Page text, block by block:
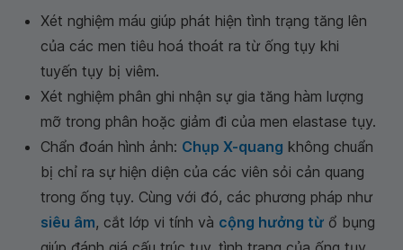
Xét nghiệm máu giúp phát hiện tình trạng tăng lên
của các men tiêu hoá thoát ra từ ống tụy khi
tuyến tụy bị viêm.
Xét nghiệm phân ghi nhận sự gia tăng hàm lượng
mỡ trong phân hoặc giảm đi của men elastase tụy.
Chẩn đoán hình ảnh: Chụp X-quang không chuẩn
bị chỉ ra sự hiện diện của các viên sỏi cản quang
trong ống tụy. Cùng với đó, các phương pháp như
siêu âm, cắt lớp vi tính và cộng hưởng từ ổ bụng